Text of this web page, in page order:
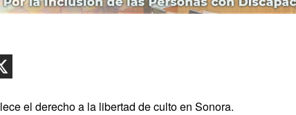
el derecho a la libertad de culto en Sonora.